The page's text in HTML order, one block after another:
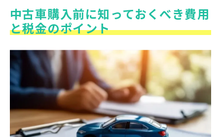
中古車購入前に知っておくべき費用
と税金のポイント